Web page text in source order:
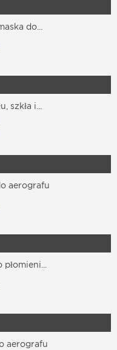
​​do...
szkła i...
aerografu
aerografu